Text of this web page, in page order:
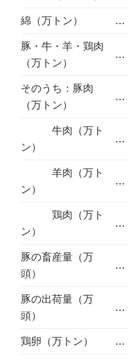
綿（万トン） …
豚・牛・羊・鶏肉
（万トン）
…
そのうち：豚肉
（万トン）
…
牛肉（万ト
ン）
…
羊肉（万ト
ン）
…
鶏肉（万ト
ン）
…
豚の畜産量（万
頭）
…
豚の出荷量（万
頭）
…
鶏卵（万トン） …